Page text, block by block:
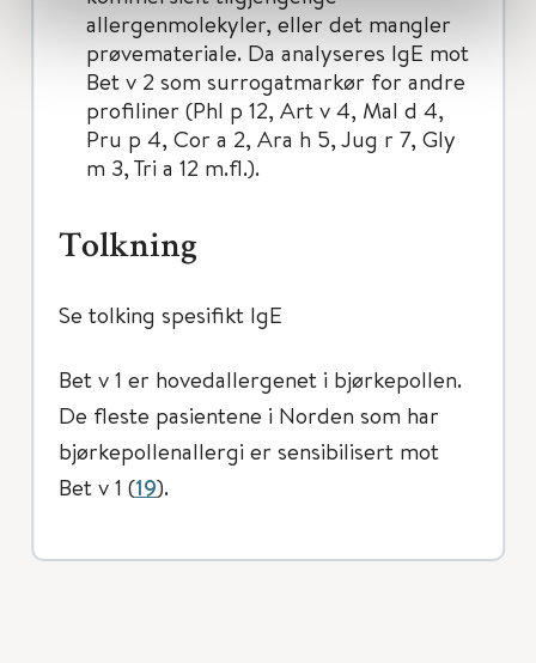
allergenmolekyler, eller det mangler
prøvemateriale. Da analyseres IgE mot
Bet v 2 som surrogatmarkør for andre
proﬁliner (Phl p 12, Art v 4, Mal d 4,
Pru p 4, Cor a 2, Ara h 5, Jug r 7, Gly
m 3, Tri a 12 m.ﬂ.).
Tolkning
Se tolking spesifikt IgE
Bet v 1 er hovedallergenet i bjørkepollen.
De ﬂeste pasientene i Norden som har
bjørkepollenallergi er sensibilisert mot
Bet v 1 (19).